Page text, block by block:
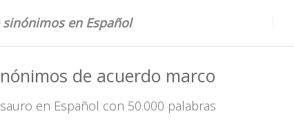
en Español
de acuerdo marco
en Español con 50.000 palabras